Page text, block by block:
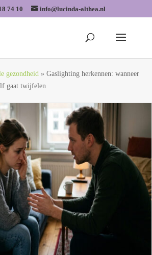
74 10 info@lucinda-althea.nl
gezondheid »Gaslighting herkennen: wanneer
gaat twijfelen